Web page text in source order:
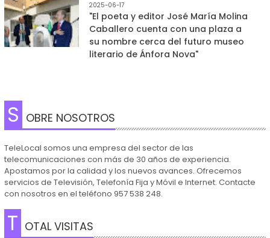
2025-06-17
"El poeta y editor José María Molina
Caballero cuenta con una plaza a
su nombre cerca del futuro museo
literario de Ánfora Nova"
S OBRE NOSOTROS
TeleLocal somos una empresa del sector de las
telecomunicaciones con más de 30 años de experiencia.
Apostamos por la calidad y los nuevos avances. Ofrecemos
servicios de Televisión, Telefonía Fija y Móvil e Internet. Contacte
con nosotros en el teléfono 957 538 248.
T OTAL VISITAS